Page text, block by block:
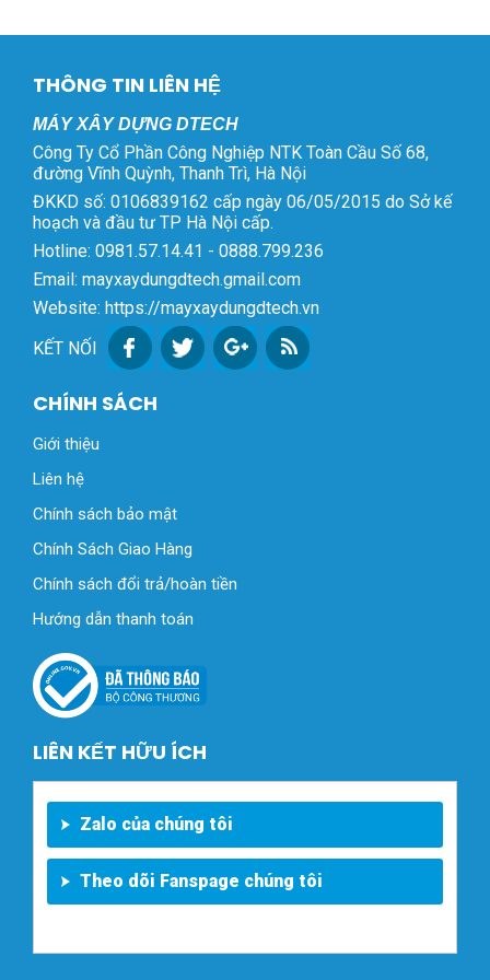
THÔNG TIN LIÊN HỆ
MÁY XÂY DỰNG DTECH
Công Ty Cổ Phần Công Nghiệp NTK Toàn Cầu Số 68,
đường Vĩnh Quỳnh, Thanh Trì, Hà Nội
ĐKKD số: 0106839162 cấp ngày 06/05/2015 do Sở kế
hoạch và đầu tư TP Hà Nội cấp.
Hotline: 0981.57.14.41 - 0888.799.236
Email: mayxaydungdtech.gmail.com
Website: https://mayxaydungdtech.vn
KẾT NỐI
CHÍNH SÁCH
Giới thiệu
Liên hệ
Chính sách bảo mật
Chính Sách Giao Hàng
Chính sách đổi trả/hoàn tiền
Hướng dẫn thanh toán
LIÊN KẾT HỮU ÍCH
Zalo của chúng tôi
Theo dõi Fanspage chúng tôi